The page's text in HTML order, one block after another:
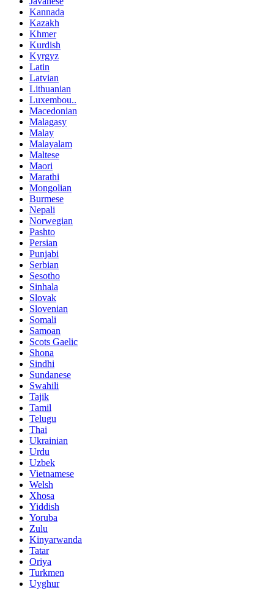
Kannada
Kazakh
Khmer
Kurdish
Kyrgyz
Latin
Latvian
Lithuanian
Luxembou..
Macedonian
Malagasy
Malay
Malayalam
Maltese
Maori
Marathi
Mongolian
Burmese
Nepali
Norwegian
Pashto
Persian
Punjabi
Serbian
Sesotho
Sinhala
Slovak
Slovenian
Somali
Samoan
Scots Gaelic
Shona
Sindhi
Sundanese
Swahili
Tajik
Tamil
Telugu
Thai
Ukrainian
Urdu
Uzbek
Vietnamese
Welsh
Xhosa
Yiddish
Yoruba
Zulu
Kinyarwanda
Tatar
Oriya
Turkmen
Uyghur